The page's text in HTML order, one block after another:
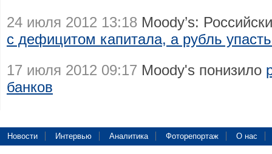
24 июля 2012 13:18 Moody’s:
с дефицитом капитала, а рубль
17 июля 2012 09:17 Moody's понизило
банков
Новости Интервью Аналитика Фоторепортаж О нас